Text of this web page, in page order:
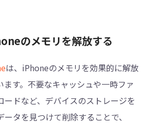
のメモリを解放する
は、iPhoneのメモリを効果的に解放
す。不要なキャッシュや一時ファ
ードなど、デバイスのストレージを
タを見つけて削除することで、